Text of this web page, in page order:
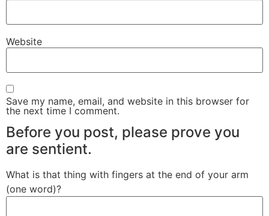
Website
Save my name, email, and website in this browser for
the next time I comment.
Before you post, please prove you
are sentient.
What is that thing with fingers at the end of your arm
(one word)?